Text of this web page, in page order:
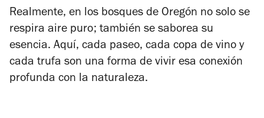
Realmente, en los bosques de Oregón no solo se
respira aire puro; también se saborea su
esencia. Aquí, cada paseo, cada copa de vino y
cada trufa son una forma de vivir esa conexión
profunda con la naturaleza.